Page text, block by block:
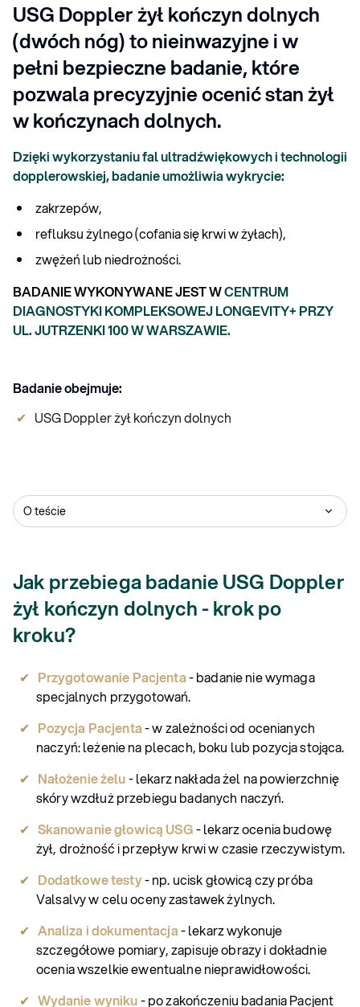
USG Doppler żył kończyn dolnych
(dwóch nóg) to nieinwazyjne i w
pełni bezpieczne badanie, które
pozwala precyzyjnie ocenić stan żył
w kończynach dolnych.
Dzięki wykorzystaniu fal ultradźwiękowych i technologii
dopplerowskiej, badanie umożliwia wykrycie:
zakrzepów,
refluksu żylnego (cofania się krwi w żyłach),
zwężeń lub niedrożności.
BADANIE WYKONYWANE JEST WCENTRUM
DIAGNOSTYKI KOMPLEKSOWEJ LONGEVITY+ PRZY
UL. JUTRZENKI 100 W WARSZAWIE.
Badanie obejmuje:
USG Doppler żył kończyn dolnych
O teście
Jak przebiega badanie USG Doppler
żył kończyn dolnych - krok po
kroku?
Przygotowanie Pacjenta- badanie nie wymaga
specjalnych przygotowań.
Pozycja Pacjenta- w zależności od ocenianych
naczyń: leżenie na plecach, boku lub pozycja stojąca.
Nałożenie żelu- lekarz nakłada żel na powierzchnię
skóry wzdłuż przebiegu badanych naczyń.
Skanowanie głowicą USG- lekarz ocenia budowę
żył, drożność i przepływ krwi w czasie rzeczywistym.
Dodatkowe testy- np. ucisk głowicą czy próba
Valsalvy w celu oceny zastawek żylnych.
Analiza i dokumentacja- lekarz wykonuje
szczegółowe pomiary, zapisuje obrazy i dokładnie
ocenia wszelkie ewentualne nieprawidłowości.
Wydanie wyniku- po zakończeniu badania Pacjent